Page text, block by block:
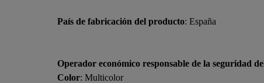
País de fabricación del producto: España
Operador económico responsable de la seguridad
Color: Multicolor